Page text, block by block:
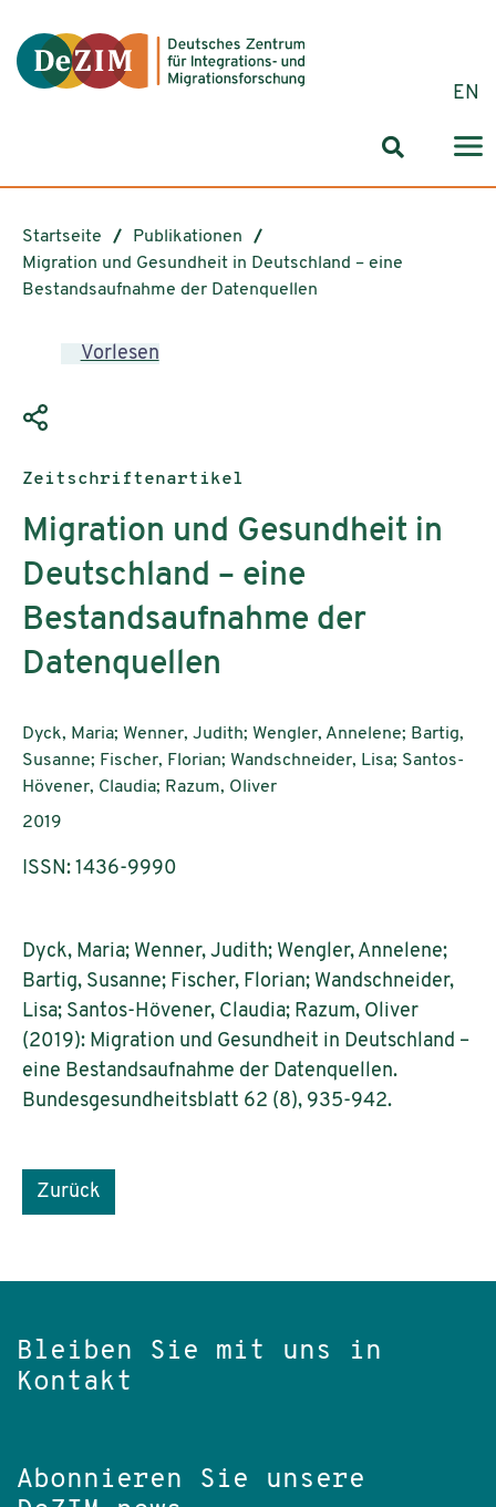
EN
Startseite
Publikationen
Migration und Gesundheit in Deutschland – eine
Bestandsaufnahme der Datenquellen
Vorlesen
Publikationstyp:
Zeitschriftenartikel
Migration und Gesundheit in
Deutschland – eine
Bestandsaufnahme der
Datenquellen
AutorInnen:
Dyck, Maria; Wenner, Judith; Wengler, Annelene; Bartig,
Susanne; Fischer, Florian; Wandschneider, Lisa; Santos-
Hövener, Claudia; Razum, Oliver
Publikationsjahr:
2019
ISSN: 1436-9990
Dyck, Maria; Wenner, Judith; Wengler, Annelene;
Bartig, Susanne; Fischer, Florian; Wandschneider,
Lisa; Santos-Hövener, Claudia; Razum, Oliver
(2019): Migration und Gesundheit in Deutschland –
eine Bestandsaufnahme der Datenquellen.
Bundesgesundheitsblatt 62 (8), 935-942.
Zurück
Bleiben Sie mit uns in
Kontakt
Abonnieren Sie unsere